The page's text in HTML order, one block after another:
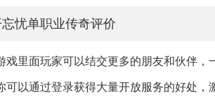
忧单职业传奇评价
戏里面玩家可以结交更多的朋友和伙伴，
可以通过登录获得大量开放服务的好处，